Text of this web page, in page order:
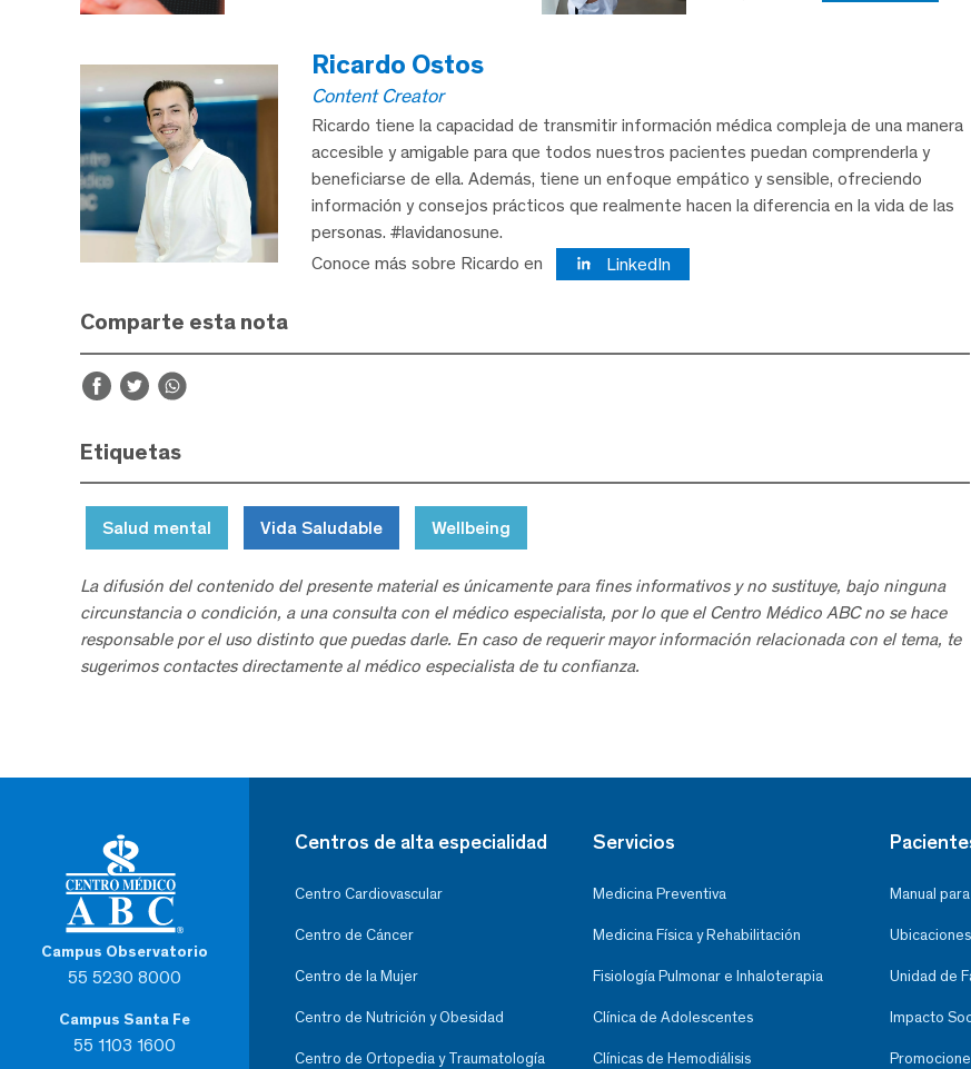
Ricardo Ostos
Content Creator
Ricardo tiene la capacidad de transmitir información médica compleja de una manera
accesible y amigable para que todos nuestros pacientes puedan comprenderla y
beneficiarse de ella. Además, tiene un enfoque empático y sensible, ofreciendo
información y consejos prácticos que realmente hacen la diferencia en la vida de las
personas. #lavidanosune.
Conoce más sobre Ricardo en
LinkedIn
Comparte esta nota
Etiquetas
Salud mental Vida Saludable Wellbeing
La difusión del contenido del presente material es únicamente para fines informativos y no sustituye, bajo ninguna
circunstancia o condición, a una consulta con el médico especialista, por lo que el Centro Médico ABC no se hace
responsable por el uso distinto que puedas darle. En caso de requerir mayor información relacionada con el tema, te
sugerimos contactes directamente al médico especialista de tu confianza.
Campus Observatorio
55 5230 8000
Campus Santa Fe
55 1103 1600
Centros de alta especialidad
Centro Cardiovascular
Centro de Cáncer
Centro de la Mujer
Centro de Nutrición y Obesidad
Centro de Ortopedia y Traumatología
Servicios
Medicina Preventiva
Medicina Física y Rehabilitación
Fisiología Pulmonar e Inhaloterapia
Clínica de Adolescentes
Clínicas de Hemodiálisis
Manual
Ubicaciones
Unidad de
Impacto